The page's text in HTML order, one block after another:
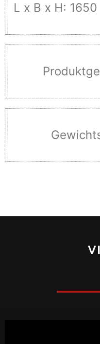
L x B x H: